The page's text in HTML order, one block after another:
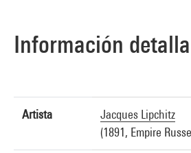
Información
Artista
Jacques Lipchitz
(1891, Empire